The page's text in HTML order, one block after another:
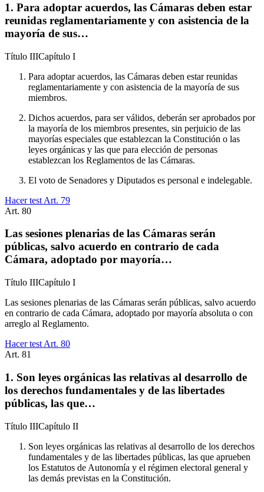
1. Para adoptar acuerdos, las Cámaras deben estar
reunidas reglamentariamente y con asistencia de la
mayoría de sus…
Título IIICapítulo I
Para adoptar acuerdos, las Cámaras deben estar reunidas
reglamentariamente y con asistencia de la mayoría de sus
miembros.
Dichos acuerdos, para ser válidos, deberán ser aprobados por
la mayoría de los miembros presentes, sin perjuicio de las
mayorías especiales que establezcan la Constitución o las
leyes orgánicas y las que para elección de personas
establezcan los Reglamentos de las Cámaras.
El voto de Senadores y Diputados es personal e indelegable.
Hacer test Art. 79
Art. 80
Las sesiones plenarias de las Cámaras serán
públicas, salvo acuerdo en contrario de cada
Cámara, adoptado por mayoría…
Título IIICapítulo I
Las sesiones plenarias de las Cámaras serán públicas, salvo acuerdo
en contrario de cada Cámara, adoptado por mayoría absoluta o con
arreglo al Reglamento.
Hacer test Art. 80
Art. 81
1. Son leyes orgánicas las relativas al desarrollo de
los derechos fundamentales y de las libertades
públicas, las que…
Título IIICapítulo II
Son leyes orgánicas las relativas al desarrollo de los derechos
fundamentales y de las libertades públicas, las que aprueben
los Estatutos de Autonomía y el régimen electoral general y
las demás previstas en la Constitución.